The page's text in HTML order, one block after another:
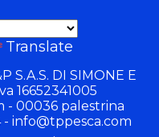
Translate
S.A.S. DI SIMONE E
16652341005
- 00036 palestrina
- info@tppesca.com